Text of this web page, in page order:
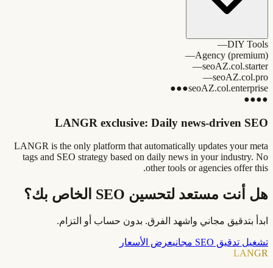
DIY Tools
—
Agency (premium)
—
seoAZ.col.starter
—
seoAZ.col.pro
—
seoAZ.col.enterprise
●●●
●●●●
LANGR exclusive: Daily news-driven SEO
LANGR is the only platform that automatically updates your meta
tags and SEO strategy based on daily news in your industry. No
other tools or agencies offer this.
هل أنت مستعد لتحسين SEO الخاص بك؟
ابدأ بتدقيق مجاني واشهد الفرق. بدون حساب أو التزام.
تشغيل تدقيق SEO مجاني
عرض الأسعار
LANGR